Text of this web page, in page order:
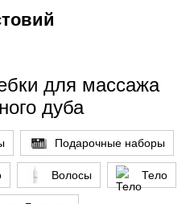
для массажа
дуба
Подарочные наборы
Волосы Тело